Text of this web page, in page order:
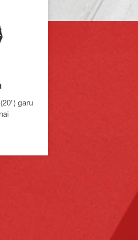
garu